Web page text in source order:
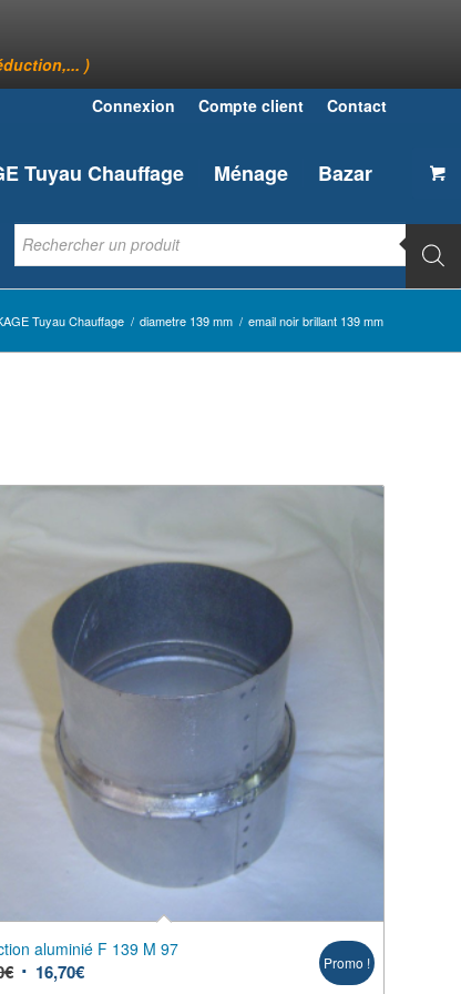
)
Connexion
Compte client Contact
Tuyau Chauffage Ménage Bazar
Tuyau Chauffage / diametre 139 mm / email noir brillant 139 mm
aluminié F 139 M 97
€ 16,70€ Promo !